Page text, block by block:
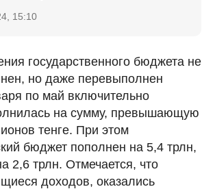
15:10
государственного бюджета не
но даже перевыполнен
по май включительно
на сумму, превышающую
тенге. При этом
бюджет пополнен на 5,4 трлн,
2,6 трлн. Отмечается, что
доходов, оказались